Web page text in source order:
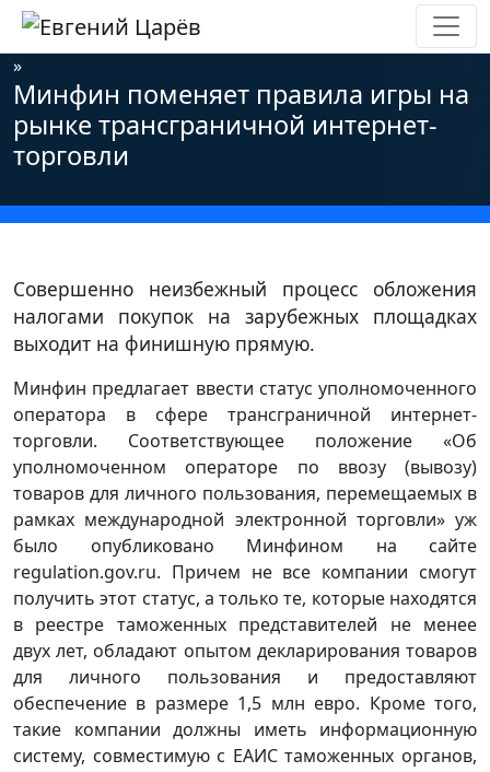
Главная»Новости»Информационная безопасность
»
Минфин поменяет правила игры на
рынке трансграничной интернет-
торговли
Совершенно неизбежный процесс обложения
налогами покупок на зарубежных площадках
выходит на финишную прямую.
Минфин предлагает ввести статус уполномоченного
оператора в сфере трансграничной интернет-
торговли. Соответствующее положение «Об
уполномоченном операторе по ввозу (вывозу)
товаров для личного пользования, перемещаемых в
рамках международной электронной торговли» уж
было опубликовано Минфином на сайте
regulation.gov.ru. Причем не все компании смогут
получить этот статус, а только те, которые находятся
в реестре таможенных представителей не менее
двух лет, обладают опытом декларирования товаров
для личного пользования и предоставляют
обеспечение в размере 1,5 млн евро. Кроме того,
такие компании должны иметь информационную
систему, совместимую с ЕАИС таможенных органов,